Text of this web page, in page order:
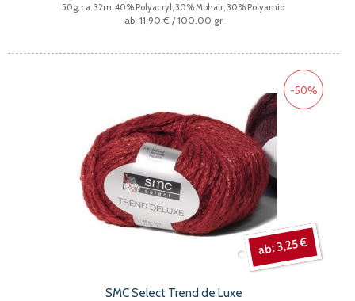
50g, ca. 32m, 40% Polyacryl, 30% Mohair, 30% Polyamid
11,90 € / 100.00 gr
3,25 €
-50%
SMC Select Trend de Luxe